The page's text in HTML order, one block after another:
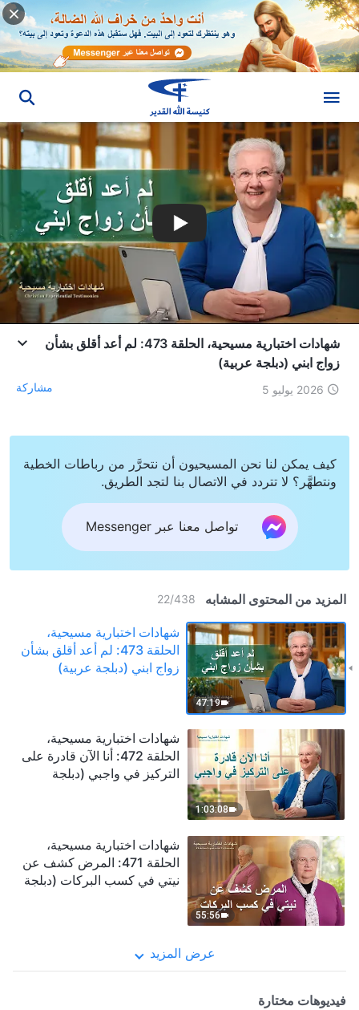
شهادات اختبارية مسيحية، الحلقة 473: لم أعد أقلق بشأن
زواج ابني (دبلجة عربية)
2026 يوليو 5 مشاركة
كيف يمكن لنا نحن المسيحيون أن نتحرَّر من رباطات الخطية
ونتطهَّر؟ لا تتردد في الاتصال بنا لتجد الطريق.
تواصل معنا عبر Messenger
المزيد من المحتوى المشابه 22/438
47:19
شهادات اختبارية مسيحية،
الحلقة 473: لم أعد أقلق بشأن
زواج ابني (دبلجة عربية)
1:03:08
شهادات اختبارية مسيحية،
الحلقة 472: أنا الآن قادرة على
التركيز في واجبي (دبلجة
55:56
شهادات اختبارية مسيحية،
الحلقة 471: المرض كشف عن
نيتي في كسب البركات (دبلجة
عرض المزيد
فيديوهات مختارة